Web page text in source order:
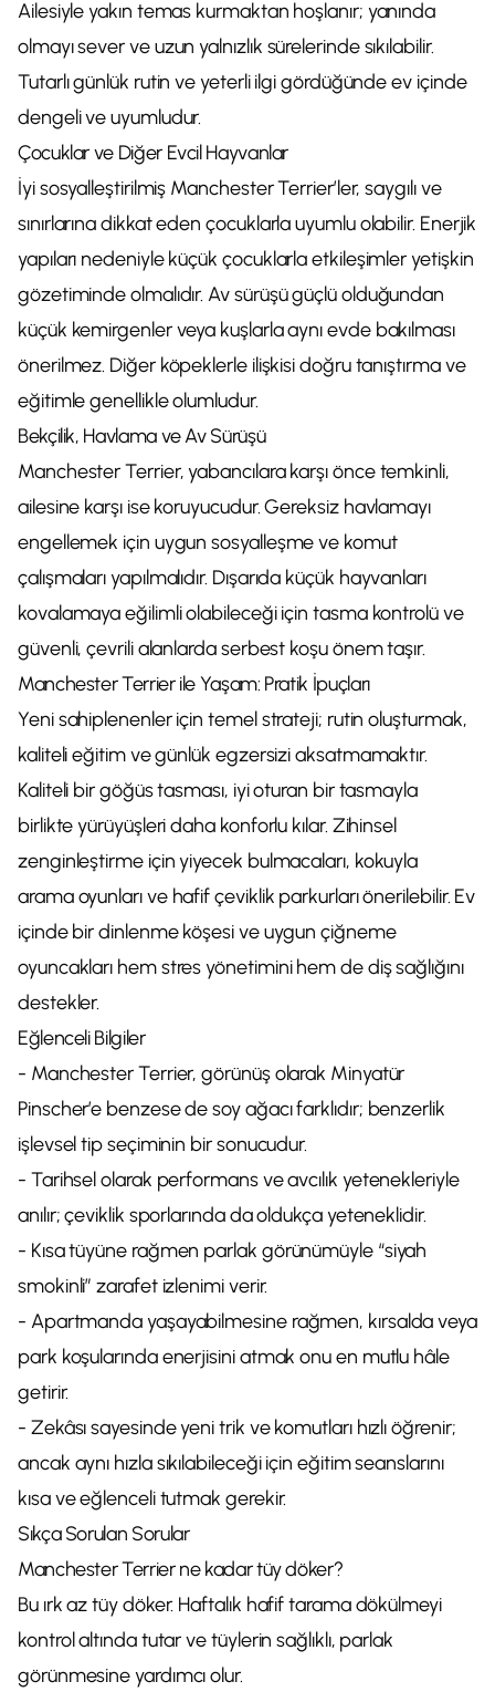
Ailesiyle yakın temas kurmaktan hoşlanır; yanında
olmayı sever ve uzun yalnızlık sürelerinde sıkılabilir.
Tutarlı günlük rutin ve yeterli ilgi gördüğünde ev içinde
dengeli ve uyumludur.
Çocuklar ve Diğer Evcil Hayvanlar
İyi sosyalleştirilmiş Manchester Terrier’ler, saygılı ve
sınırlarına dikkat eden çocuklarla uyumlu olabilir. Enerjik
yapıları nedeniyle küçük çocuklarla etkileşimler yetişkin
gözetiminde olmalıdır. Av sürüşü güçlü olduğundan
küçük kemirgenler veya kuşlarla aynı evde bakılması
önerilmez. Diğer köpeklerle ilişkisi doğru tanıştırma ve
eğitimle genellikle olumludur.
Bekçilik, Havlama ve Av Sürüşü
Manchester Terrier, yabancılara karşı önce temkinli,
ailesine karşı ise koruyucudur. Gereksiz havlamayı
engellemek için uygun sosyalleşme ve komut
çalışmaları yapılmalıdır. Dışarıda küçük hayvanları
kovalamaya eğilimli olabileceği için tasma kontrolü ve
güvenli, çevrili alanlarda serbest koşu önem taşır.
Manchester Terrier ile Yaşam: Pratik İpuçları
Yeni sahiplenenler için temel strateji; rutin oluşturmak,
kaliteli eğitim ve günlük egzersizi aksatmamaktır.
Kaliteli bir göğüs tasması, iyi oturan bir tasmayla
birlikte yürüyüşleri daha konforlu kılar. Zihinsel
zenginleştirme için yiyecek bulmacaları, kokuyla
arama oyunları ve hafif çeviklik parkurları önerilebilir. Ev
içinde bir dinlenme köşesi ve uygun çiğneme
oyuncakları hem stres yönetimini hem de diş sağlığını
destekler.
Eğlenceli Bilgiler
- Manchester Terrier, görünüş olarak Minyatür
Pinscher’e benzese de soy ağacı farklıdır; benzerlik
işlevsel tip seçiminin bir sonucudur.
- Tarihsel olarak performans ve avcılık yetenekleriyle
anılır; çeviklik sporlarında da oldukça yeteneklidir.
- Kısa tüyüne rağmen parlak görünümüyle “siyah
smokinli” zarafet izlenimi verir.
- Apartmanda yaşayabilmesine rağmen, kırsalda veya
park koşularında enerjisini atmak onu en mutlu hâle
getirir.
- Zekâsı sayesinde yeni trik ve komutları hızlı öğrenir;
ancak aynı hızla sıkılabileceği için eğitim seanslarını
kısa ve eğlenceli tutmak gerekir.
Sıkça Sorulan Sorular
Manchester Terrier ne kadar tüy döker?
Bu ırk az tüy döker. Haftalık hafif tarama dökülmeyi
kontrol altında tutar ve tüylerin sağlıklı, parlak
görünmesine yardımcı olur.